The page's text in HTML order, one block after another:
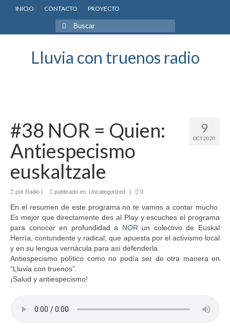
INICIO CONTACTO PROYECTO
Buscar
por:
Lluvia con truenos radio
9
OCT 2020
#38 NOR = Quien:
Antiespecismo
euskaltzale
por Radio | publicado en: Uncategorized | 0
En el resumen de este programa no te vamos a contar mucho.
Es mejor que directamente des al Play y escuches el programa
para conocer en profundidad a NOR un colectivo de Euskal
Herría, contundente y radical, que apuesta por el activismo local
y en su lengua vernácula para así defenderla.
Antiespecismo político como no podía ser de otra manera en
“Lluvia con truenos”.
¡Salud y antiespecismo!